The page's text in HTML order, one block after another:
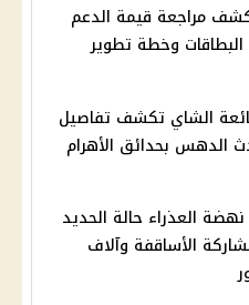
مراجعة قيمة الدعم
البطاقات وخطة تطوير
الشاي تكشف تفاصيل
الدهس بحدائق الأهرام
نهضة العذراء حالة الحديد
الأساقفة وآلاف